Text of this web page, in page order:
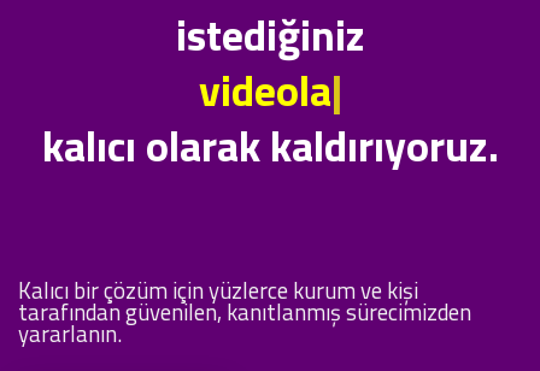
istediğiniz
videoları
kalıcı olarak kaldırıyoruz.
Kalıcı bir çözüm için yüzlerce kurum ve kişi
tarafından güvenilen, kanıtlanmış sürecimizden
yararlanın.